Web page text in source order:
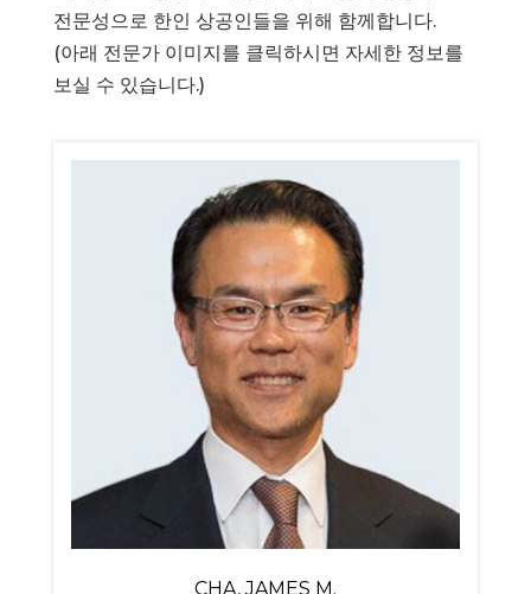
전문성으로 한인 상공인들을 위해 함께합니다.
(아래 전문가 이미지를 클릭하시면 자세한 정보를
보실 수 있습니다.)
CHA, JAMES M.